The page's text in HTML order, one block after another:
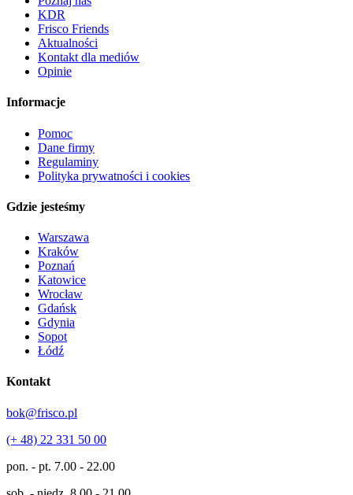
KDR
Frisco Friends
Aktualności
Kontakt dla mediów
Opinie
Informacje
Pomoc
Dane firmy
Regulaminy
Polityka prywatności i cookies
Gdzie jesteśmy
Warszawa
Kraków
Poznań
Katowice
Wrocław
Gdańsk
Gdynia
Sopot
Łódź
Kontakt
bok@frisco.pl
(+ 48) 22 331 50 00
pon. - pt. 7.00 - 22.00